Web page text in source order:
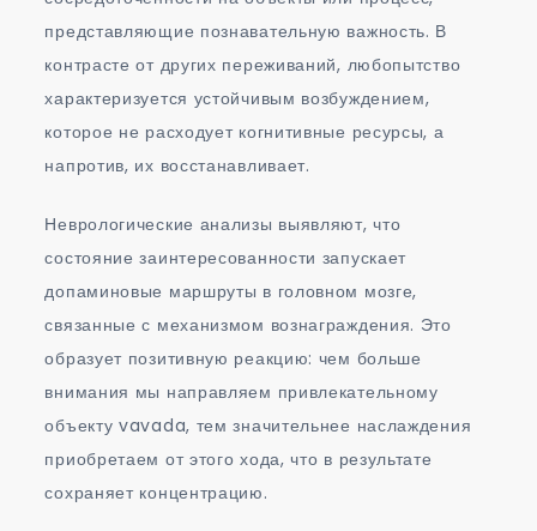
представляющие познавательную важность. В
контрасте от других переживаний, любопытство
характеризуется устойчивым возбуждением,
которое не расходует когнитивные ресурсы, а
напротив, их восстанавливает.
Неврологические анализы выявляют, что
состояние заинтересованности запускает
допаминовые маршруты в головном мозге,
связанные с механизмом вознаграждения. Это
образует позитивную реакцию: чем больше
внимания мы направляем привлекательному
объекту vavada, тем значительнее наслаждения
приобретаем от этого хода, что в результате
сохраняет концентрацию.